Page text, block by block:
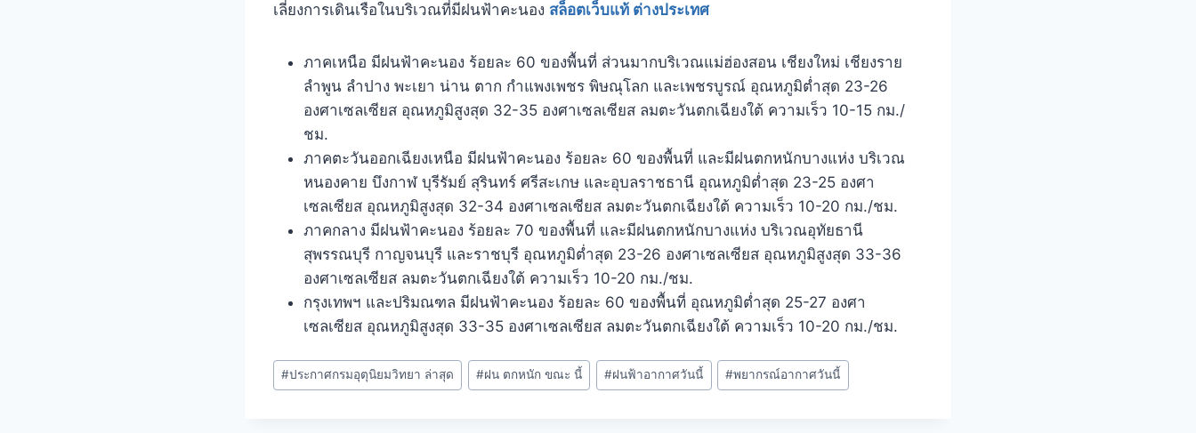
เลี่ยงการเดินเรือในบริเวณที่มีฝนฟ้าคะนอง สล็อตเว็บแท้ ต่างประเทศ
ภาคเหนือ มีฝนฟ้าคะนอง ร้อยละ 60 ของพื้นที่ ส่วนมากบริเวณแม่ฮ่องสอน เชียงใหม่ เชียงราย
ลำพูน ลำปาง พะเยา น่าน ตาก กำแพงเพชร พิษณุโลก และเพชรบูรณ์ อุณหภูมิต่ำสุด 23-26
องศาเซลเซียส อุณหภูมิสูงสุด 32-35 องศาเซลเซียส ลมตะวันตกเฉียงใต้ ความเร็ว 10-15 กม./
ชม.
ภาคตะวันออกเฉียงเหนือ มีฝนฟ้าคะนอง ร้อยละ 60 ของพื้นที่ และมีฝนตกหนักบางแห่ง บริเวณ
หนองคาย บึงกาฬ บุรีรัมย์ สุรินทร์ ศรีสะเกษ และอุบลราชธานี อุณหภูมิต่ำสุด 23-25 องศา
เซลเซียส อุณหภูมิสูงสุด 32-34 องศาเซลเซียส ลมตะวันตกเฉียงใต้ ความเร็ว 10-20 กม./ชม.
ภาคกลาง มีฝนฟ้าคะนอง ร้อยละ 70 ของพื้นที่ และมีฝนตกหนักบางแห่ง บริเวณอุทัยธานี
สุพรรณบุรี กาญจนบุรี และราชบุรี อุณหภูมิต่ำสุด 23-26 องศาเซลเซียส อุณหภูมิสูงสุด 33-36
องศาเซลเซียส ลมตะวันตกเฉียงใต้ ความเร็ว 10-20 กม./ชม.
กรุงเทพฯ และปริมณฑล มีฝนฟ้าคะนอง ร้อยละ 60 ของพื้นที่ อุณหภูมิต่ำสุด 25-27 องศา
เซลเซียส อุณหภูมิสูงสุด 33-35 องศาเซลเซียส ลมตะวันตกเฉียงใต้ ความเร็ว 10-20 กม./ชม.
#ประกาศกรมอุตุนิยมวิทยา ล่าสุด #ฝน ตกหนัก ขณะ นี้ #ฝนฟ้าอากาศวันนี้ #พยากรณ์อากาศวันนี้